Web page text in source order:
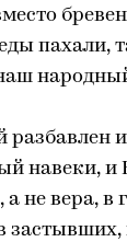
пахали,
разбавлен
навеки, и
а не вера, в
застывших,